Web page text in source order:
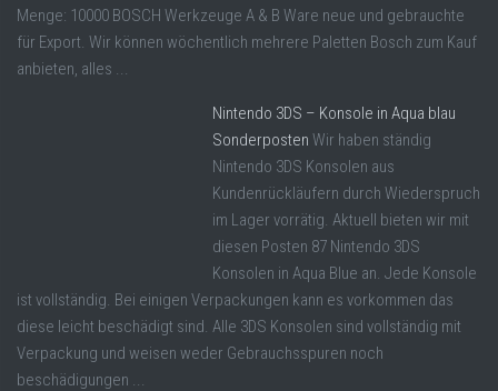
Menge: 10000 BOSCH Werkzeuge A & B Ware neue und gebrauchte
für Export. Wir können wöchentlich mehrere Paletten Bosch zum Kauf
anbieten, alles ...
Nintendo 3DS – Konsole in Aqua blau
Sonderposten Wir haben ständig
Nintendo 3DS Konsolen aus
Kundenrückläufern durch Wiederspruch
im Lager vorrätig. Aktuell bieten wir mit
diesen Posten 87 Nintendo 3DS
Konsolen in Aqua Blue an. Jede Konsole
ist vollständig. Bei einigen Verpackungen kann es vorkommen das
diese leicht beschädigt sind. Alle 3DS Konsolen sind vollständig mit
Verpackung und weisen weder Gebrauchsspuren noch
beschädigungen ...